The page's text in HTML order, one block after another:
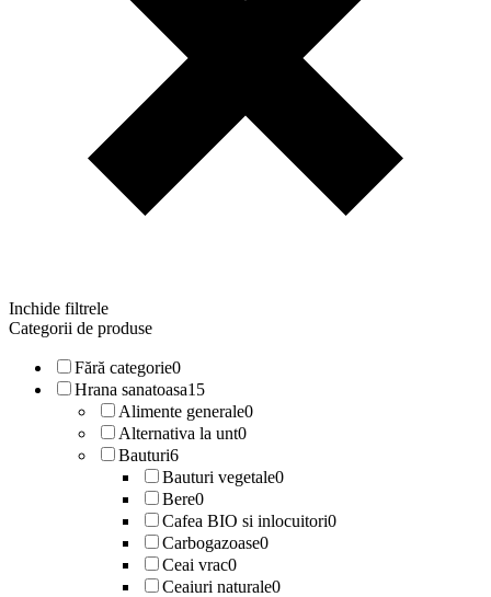
Inchide filtrele
Categorii de produse
Fără categorie0
Hrana sanatoasa15
Alimente generale0
Alternativa la unt0
Bauturi6
Bauturi vegetale0
Bere0
Cafea BIO si inlocuitori0
Carbogazoase0
Ceai vrac0
Ceaiuri naturale0